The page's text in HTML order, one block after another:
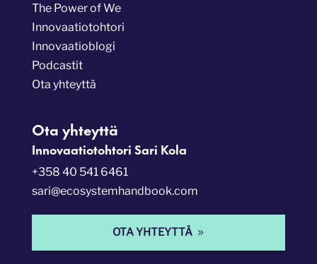
The Power of We
Innovaatiotohtori
Innovaatioblogi
Podcastit
Ota yhteyttä
Ota yhteyttä
Innovaatiotohtori Sari Kola
+358 40 541 6461
sari@ecosystemhandbook.com
OTA YHTEYTTÄ